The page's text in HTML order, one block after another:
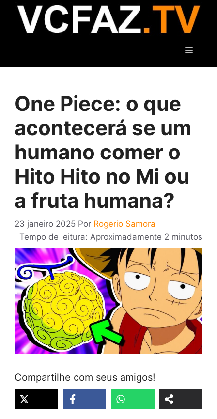
Pular
Menu
One Piece: o que
acontecerá se um
humano comer o
Hito Hito no Mi ou
a fruta humana?
23 janeiro 2025
Tempo de leitura: Aproximadamente 2 minutos
Por Rogerio Samora
Compartilhe com seus amigos!